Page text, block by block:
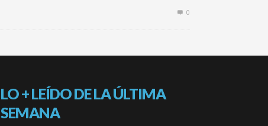
0
LO + LEÍDO DE LA ÚLTIMA
SEMANA